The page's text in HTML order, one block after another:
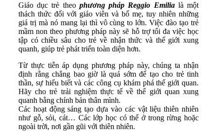
Giáo dục trẻ theo phương pháp Reggio Emilialà một
thách thức đối với giáo viên và bố mẹ, tuy nhiên những
giá trị mà nó mang lại thì vô cùng to lớn. Việc đào tạo trẻ
mầm non theo phương pháp này sẽ hỗ trợ tối đa việc học
tập có chiều sâu cho trẻ về nhận thức và thế giới xung
quanh, giúp trẻ phát triển toàn diện hơn.
Từ thực tiễn áp dụng phương pháp này, chúng ta nhận
định rằng chẳng bao giờ là quá sớm để tạo cho trẻ tinh
thần, sự hiểu biết và các công cụ khám phá thế giới quan.
Hãy cho trẻ trải nghiệm thực tế về thế giới quan xung
quanh bằng chính bản thân mình.
Các hoạt động sáng tạo dựa vào các vật liệu thiên nhiên
như gỗ, sỏi, cát… Các lớp học có thể ở trong rừng hoặc
ngoài trời, nơi gần gũi với thiên nhiên.